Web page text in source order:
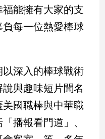
能擁有大家的支
每一位熱愛棒球
以深入的棒球戰術
與趣味短片聞名
國職棒與中華職
播報看門道」、